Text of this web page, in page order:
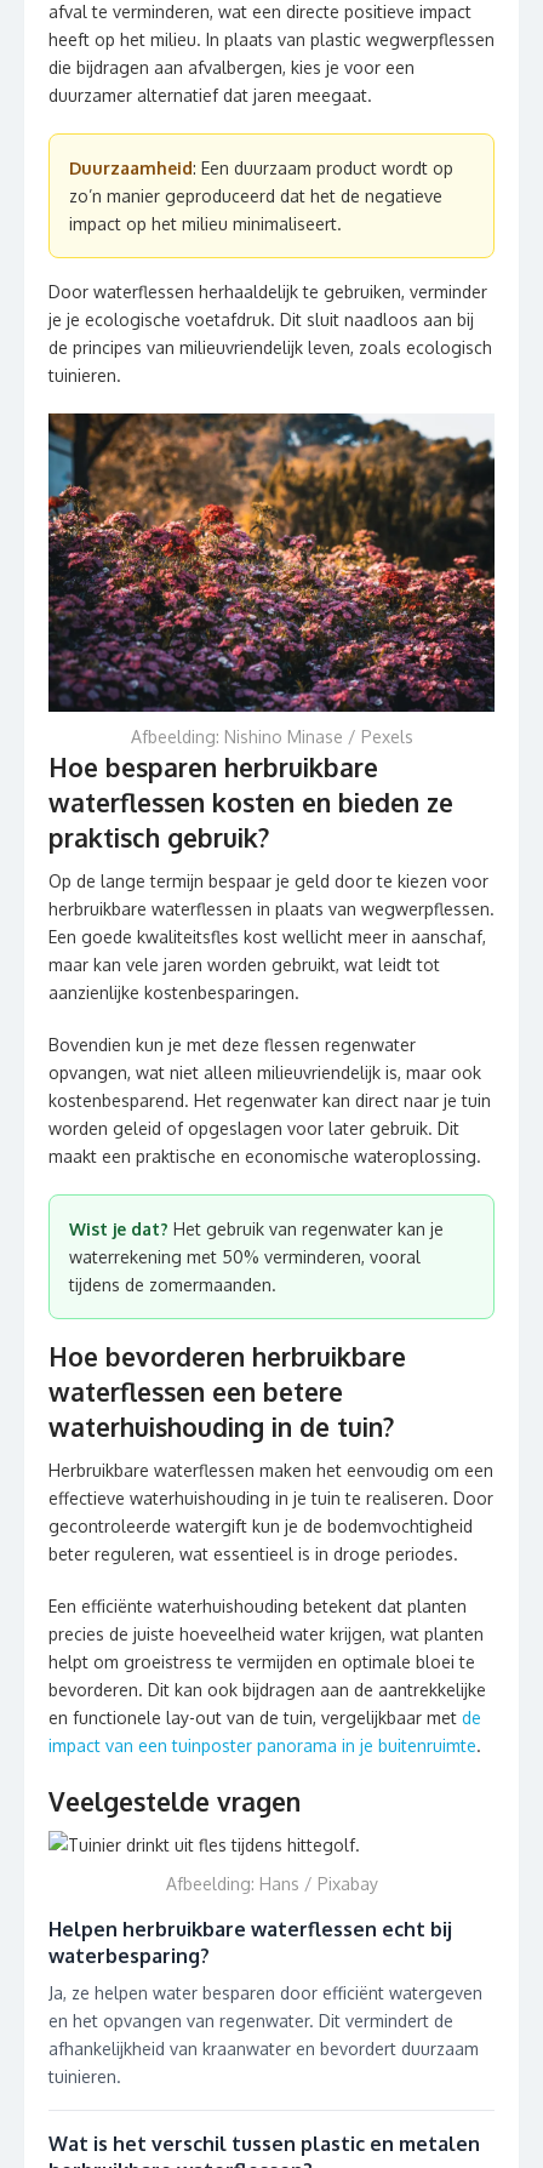
afval te verminderen, wat een directe positieve impact
heeft op het milieu. In plaats van plastic wegwerpflessen
die bijdragen aan afvalbergen, kies je voor een
duurzamer alternatief dat jaren meegaat.
Duurzaamheid: Een duurzaam product wordt op
zo’n manier geproduceerd dat het de negatieve
impact op het milieu minimaliseert.
Door waterflessen herhaaldelijk te gebruiken, verminder
je je ecologische voetafdruk. Dit sluit naadloos aan bij
de principes van milieuvriendelijk leven, zoals ecologisch
tuinieren.
Afbeelding: Nishino Minase / Pexels
Hoe besparen herbruikbare
waterflessen kosten en bieden ze
praktisch gebruik?
Op de lange termijn bespaar je geld door te kiezen voor
herbruikbare waterflessen in plaats van wegwerpflessen.
Een goede kwaliteitsfles kost wellicht meer in aanschaf,
maar kan vele jaren worden gebruikt, wat leidt tot
aanzienlijke kostenbesparingen.
Bovendien kun je met deze flessen regenwater
opvangen, wat niet alleen milieuvriendelijk is, maar ook
kostenbesparend. Het regenwater kan direct naar je tuin
worden geleid of opgeslagen voor later gebruik. Dit
maakt een praktische en economische wateroplossing.
Wist je dat? Het gebruik van regenwater kan je
waterrekening met 50% verminderen, vooral
tijdens de zomermaanden.
Hoe bevorderen herbruikbare
waterflessen een betere
waterhuishouding in de tuin?
Herbruikbare waterflessen maken het eenvoudig om een
effectieve waterhuishouding in je tuin te realiseren. Door
gecontroleerde watergift kun je de bodemvochtigheid
beter reguleren, wat essentieel is in droge periodes.
Een efficiënte waterhuishouding betekent dat planten
precies de juiste hoeveelheid water krijgen, wat planten
helpt om groeistress te vermijden en optimale bloei te
bevorderen. Dit kan ook bijdragen aan de aantrekkelijke
en functionele lay-out van de tuin, vergelijkbaar met de
impact van een tuinposter panorama in je buitenruimte.
Veelgestelde vragen
Afbeelding: Hans / Pixabay
Helpen herbruikbare waterflessen echt bij
waterbesparing?
Ja, ze helpen water besparen door efficiënt watergeven
en het opvangen van regenwater. Dit vermindert de
afhankelijkheid van kraanwater en bevordert duurzaam
tuinieren.
Wat is het verschil tussen plastic en metalen